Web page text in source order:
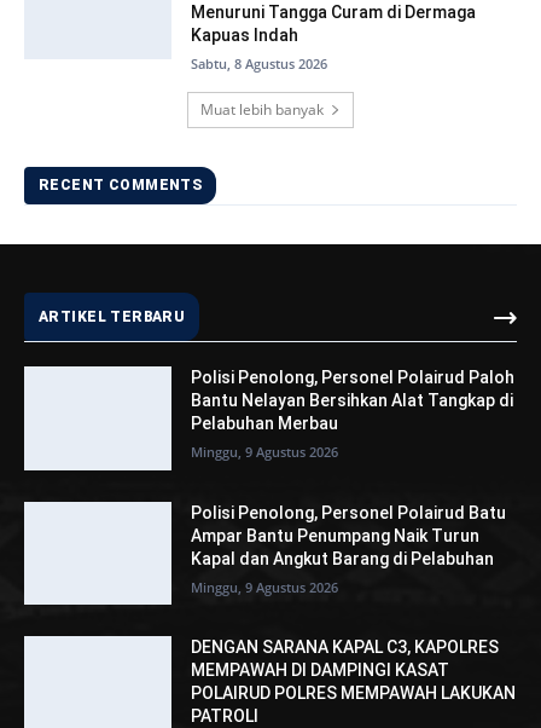
Menuruni Tangga Curam di Dermaga
Kapuas Indah
Sabtu, 8 Agustus 2026
Muat lebih banyak
RECENT COMMENTS
ARTIKEL TERBARU
Polisi Penolong, Personel Polairud Paloh
Bantu Nelayan Bersihkan Alat Tangkap di
Pelabuhan Merbau
Minggu, 9 Agustus 2026
Polisi Penolong, Personel Polairud Batu
Ampar Bantu Penumpang Naik Turun
Kapal dan Angkut Barang di Pelabuhan
Minggu, 9 Agustus 2026
DENGAN SARANA KAPAL C3, KAPOLRES
MEMPAWAH DI DAMPINGI KASAT
POLAIRUD POLRES MEMPAWAH LAKUKAN
PATROLI